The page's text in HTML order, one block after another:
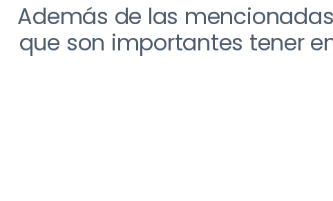
Además de las
que son importantes tener